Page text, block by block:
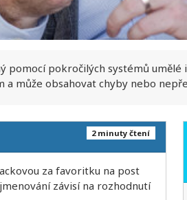
pomocí pokročilých systémů
a může obsahovat chyby nebo
2 minuty čtení
za favoritku na post
závisí na rozhodnutí